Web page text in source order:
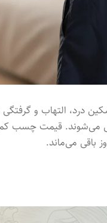
التهاب و گرفتگی
باقی می‌ماند.